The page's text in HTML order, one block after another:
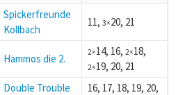
Spickerfreunde
Kollbach
11,3×20, 21
Hammos die 2. 2×14, 16,2×18,
2×19, 20, 21
Double Trouble
16, 17, 18, 19, 20,